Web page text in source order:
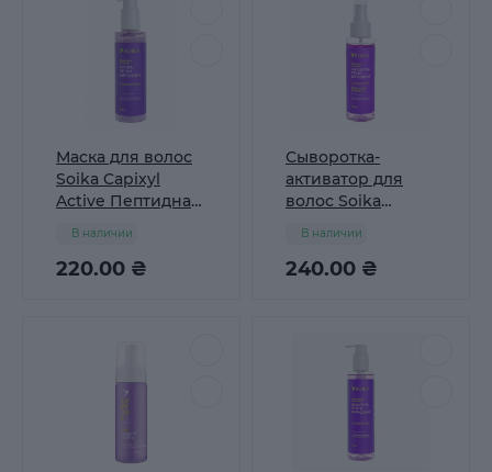
Маска для волос
Soika Capixyl
Active Пептидная
В наличии
220.00 ₴
Сыворотка-
активатор для
волос Soika
В наличии
240.00 ₴